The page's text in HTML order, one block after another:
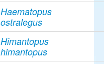
Haematopus
ostralegus
Himantopus
himantopus